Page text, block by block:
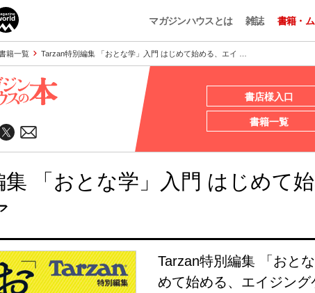
マガジンハウスとは 雑誌 書籍・
籍一覧 Tarzan特別編集 「おとな学」入門 はじめて始める、エイ …
書店様入口
書籍一覧
集 「おとな学」入門 はじめて
Tarzan特別編集 「おと
めて始める、エイジング